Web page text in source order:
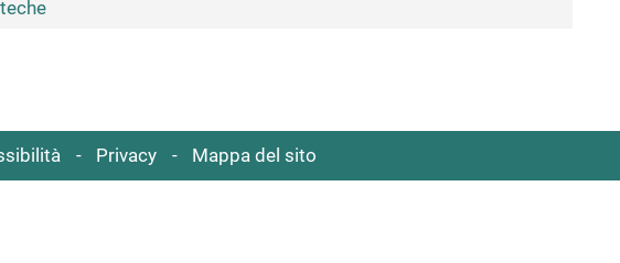
Privacy Mappa del sito